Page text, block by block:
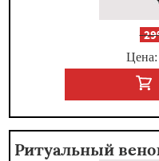
-
Цена:
Ритуальный